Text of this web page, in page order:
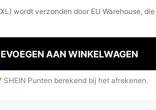
wordt verzonden door EU Warehouse, die
AAN WINKELWAGEN
SHEIN Punten berekend bij het afrekenen.